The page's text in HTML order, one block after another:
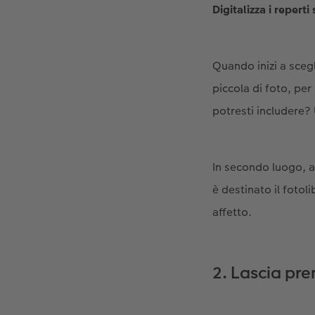
Digitalizza i reperti
Quando inizi a
piccola di foto, per
potresti includere?
In secondo luogo,
è destinato il
affetto.
2. Lascia